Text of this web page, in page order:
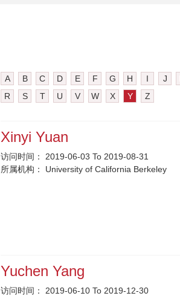
A B C D E F G H I J
R
S T U V W X Y Z
Xinyi Yuan
访问时间：
2019-06-03 To 2019-08-31
所属机构：
University of California Berkeley
Yuchen Yang
访问时间：
2019-06-10 To 2019-12-30